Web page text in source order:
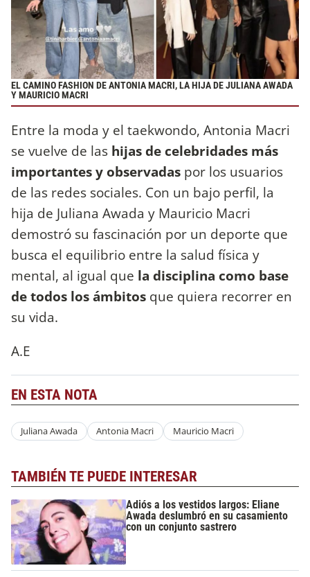
EL CAMINO FASHION DE ANTONIA MACRI, LA HIJA DE JULIANA AWADA
Y MAURICIO MACRI
Entre la moda y el taekwondo, Antonia Macri
se vuelve de las hijas de celebridades más
importantes y observadas por los usuarios
de las redes sociales. Con un bajo perfil, la
hija de Juliana Awada y Mauricio Macri
demostró su fascinación por un deporte que
busca el equilibrio entre la salud física y
mental, al igual que la disciplina como base
de todos los ámbitos que quiera recorrer en
su vida.
A.E
EN ESTA NOTA
Juliana Awada Antonia Macri Mauricio Macri
TAMBIÉN TE PUEDE INTERESAR
Adiós a los vestidos largos: Eliane
Awada deslumbró en su casamiento
con un conjunto sastrero